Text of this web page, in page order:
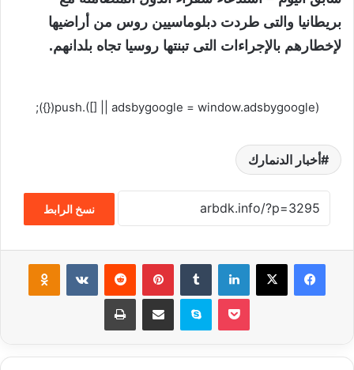
بريطانيا والتى طردت دبلوماسيين روس من أراضيها
لإخطارهم بالإجراءات التى تبنتها روسيا تجاه بلدانهم.
(adsbygoogle = window.adsbygoogle || []).push({});
أخبار الدنمارك
نسخ الرابط
فيسبوك لينكدإن بينتيريست
سكايب